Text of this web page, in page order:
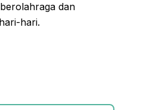
dan
hari.